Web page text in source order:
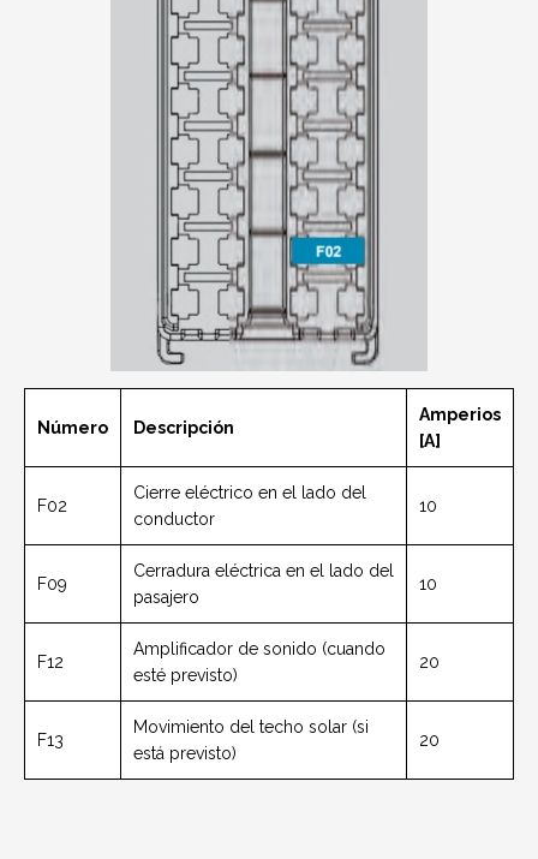
Número Descripción
Amperios
[A]
F02
Cierre eléctrico en el lado del
conductor
10
F09
Cerradura eléctrica en el lado del
pasajero
10
F12
Amplificador de sonido (cuando
esté previsto)
20
F13
Movimiento del techo solar (si
está previsto)
20